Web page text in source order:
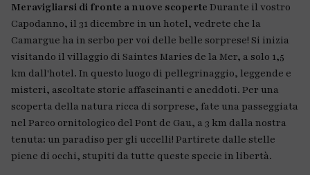
Meravigliarsi di fronte a nuove scoperte Durante il vostro
Capodanno, il 31 dicembre in un hotel, vedrete che la
Camargue ha in serbo per voi delle belle sorprese! Si inizia
visitando il villaggio di Saintes Maries de la Mer, a solo 1,5
km dall'hotel. In questo luogo di pellegrinaggio, leggende e
misteri, ascoltate storie affascinanti e aneddoti. Per una
scoperta della natura ricca di sorprese, fate una passeggiata
nel Parco ornitologico del Pont de Gau, a 3 km dalla nostra
tenuta: un paradiso per gli uccelli! Partirete dalle stelle
piene di occhi, stupiti da tutte queste specie in libertà.